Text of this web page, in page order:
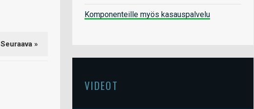
Seuraava »
Komponenteille myös kasauspalvelu
VIDEOT